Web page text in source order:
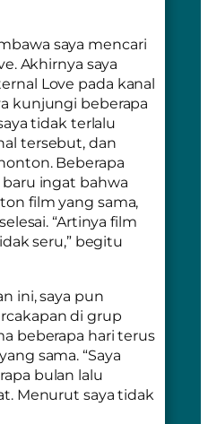
saya mencari
Akhirnya saya
Love pada kanal
kunjungi beberapa
tidak terlalu
tersebut, dan
Beberapa
ingat bahwa
film yang sama,
“Artinya film
seru,” begitu
ini, saya pun
di grup
beberapa hari terus
sama. “Saya
bulan lalu
Menurut saya tidak